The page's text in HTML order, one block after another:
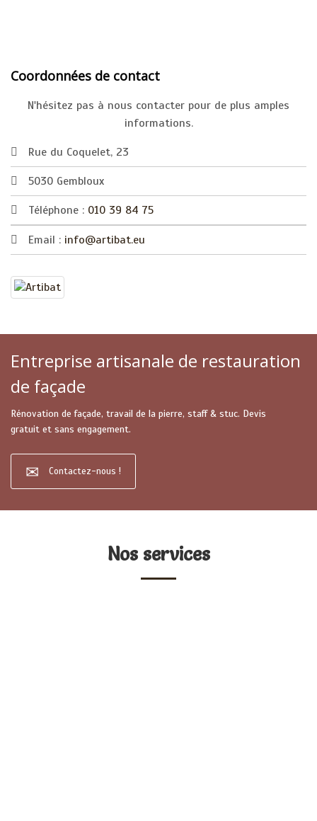
Coordonnées de contact
N'hésitez pas à nous contacter pour de plus amples
informations.
Rue du Coquelet, 23
5030 Gembloux
Téléphone : 010 39 84 75
Email : info@artibat.eu
Entreprise artisanale de restauration
de façade
Rénovation de façade, travail de la pierre, staff & stuc. Devis
gratuit et sans engagement.
Contactez-nous !
Nos services